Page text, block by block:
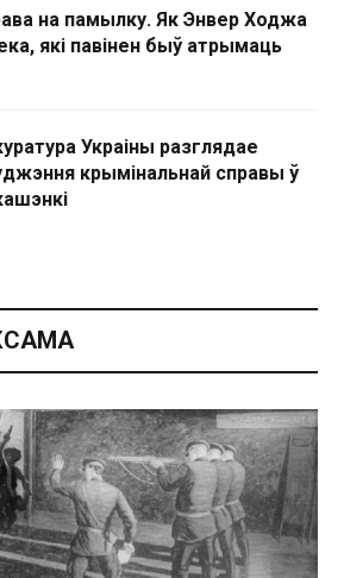
на памылку. Як Энвер Ходжа
які павінен быў атрымаць
Украіны разглядае
крымінальнай справы ў